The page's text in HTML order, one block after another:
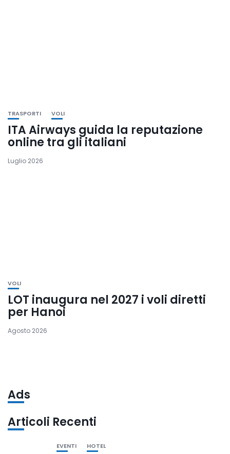
TRASPORTI VOLI
ITA Airways guida la reputazione
online tra gli italiani
Luglio 2026
VOLI
LOT inaugura nel 2027 i voli diretti
per Hanoi
Agosto 2026
Ads
Articoli Recenti
EVENTI HOTEL